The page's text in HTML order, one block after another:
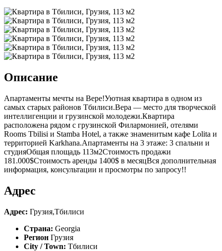
Описание
Апартаменты мечты на Вере!Уютная квартира в одном из
самых старых районов Тбилиси.Вера — место для творческой
интеллигенции и грузинской молодежи.Квартира
расположена рядом с грузинской Филармонией, отелями
Rooms Tbilisi и Stamba Hotel, а также знаменитым кафе Lolita и
территорией Karkhana.Апартаменты на 3 этаже: 3 спальни и
студияОбщая площадь 113м2Стоимость продажи
181.000$Стоимость аренды 1400$ в месяцВся дополнительная
информация, консультации и просмотры по запросу!!
Адрес
Адрес: Грузия,Тбилиси
Страна: Georgia
Регион Грузия
City / Town: Тбилиси